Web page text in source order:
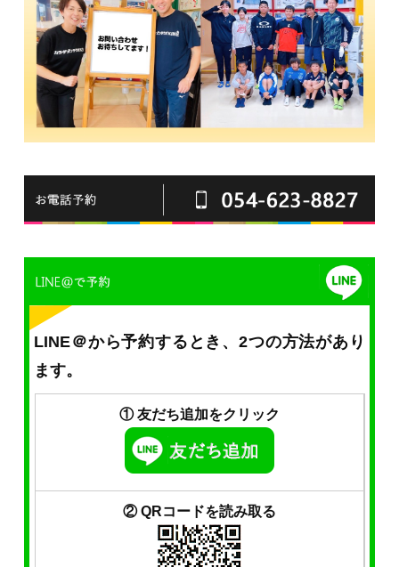
LINE＠から予約するとき、2つの方法があり
ます。
① 友だち追加をクリック
② QRコードを読み取る